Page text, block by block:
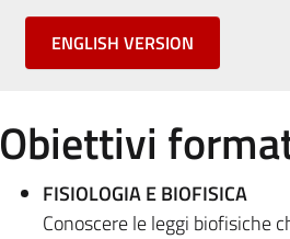
ENGLISH VERSION
Obiettivi
FISIOLOGIA E BIOFISICA
Conoscere le leggi biofisiche